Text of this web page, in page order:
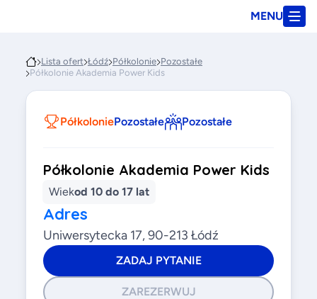
MENU
Lista ofert Łódź Półkolonie Pozostałe
Półkolonie Akademia Power Kids
PółkoloniePozostałe Pozostałe
Półkolonie Akademia Power Kids
Wiekod 10 do 17 lat
Adres
Uniwersytecka 17, 90-213 Łódź
ZADAJ PYTANIE
ZAREZERWUJ